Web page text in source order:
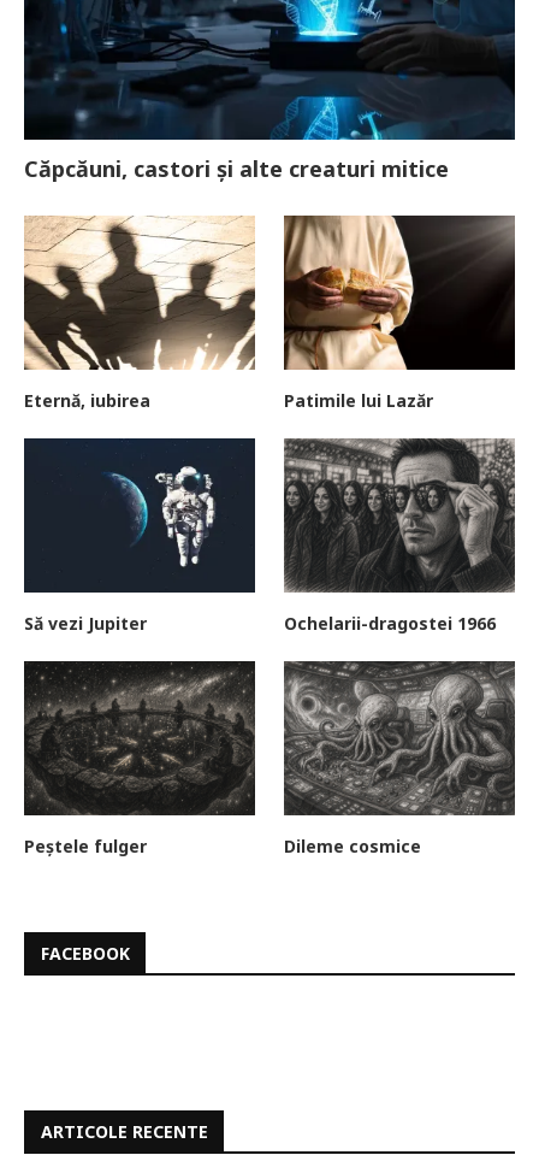
Căpcăuni, castori și alte creaturi mitice
Eternă, iubirea Patimile lui Lazăr
Să vezi Jupiter Ochelarii-dragostei 1966
Peștele fulger Dileme cosmice
FACEBOOK
ARTICOLE RECENTE